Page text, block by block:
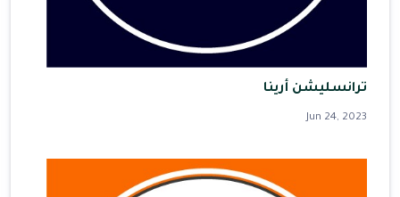
ترانسليشن أرينا
Jun 24, 2023